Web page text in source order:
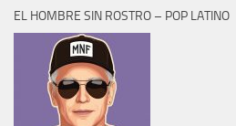
EL HOMBRE SIN ROSTRO – POP LATINO